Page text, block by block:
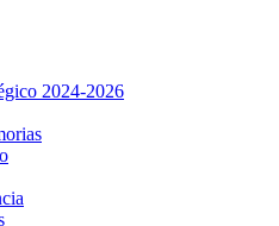
2024-2026